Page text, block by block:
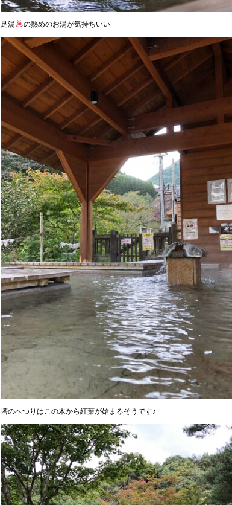
足湯 の熱めのお湯が気持ちいい
塔のへつりはこの木から紅葉が始まるそうです♪